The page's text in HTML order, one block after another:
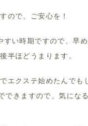
ので、ご安心を！
すい時期ですので、早
半ほどうまります。
エクステ始めたんでも
できますので、気にな